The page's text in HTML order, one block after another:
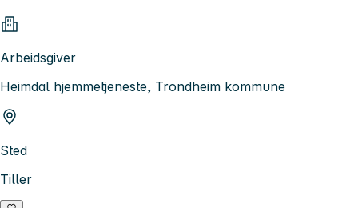
Arbeidsgiver
Heimdal hjemmetjeneste, Trondheim kommune
Sted
Tiller